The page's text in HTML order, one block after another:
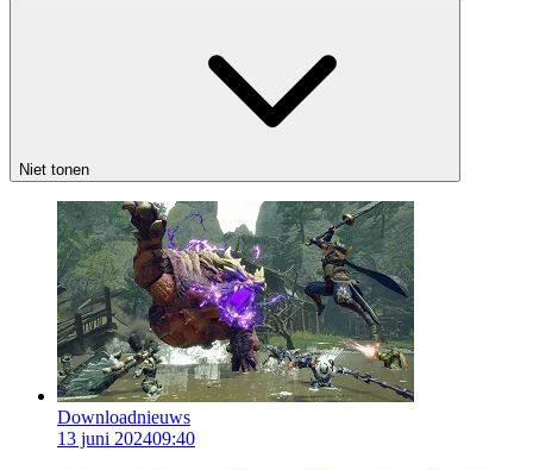
Niet tonen
Downloadnieuws
13 juni 202409:40